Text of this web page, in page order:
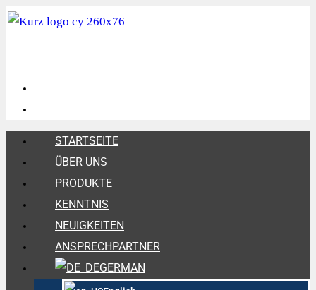
STARTSEITE
ÜBER UNS
PRODUKTE
KENNTNIS
NEUIGKEITEN
ANSPRECHPARTNER
GERMAN